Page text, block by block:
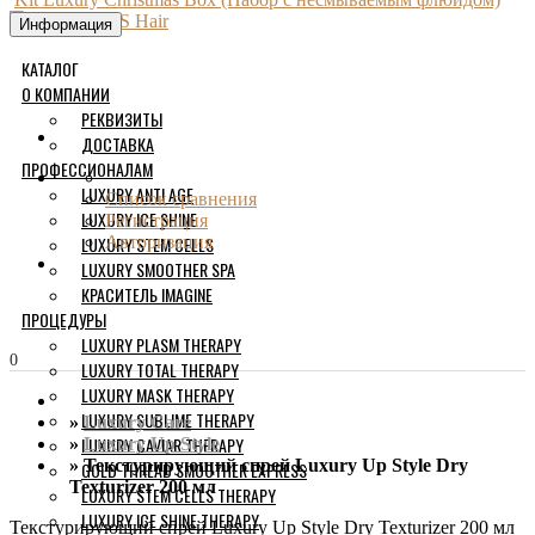
Информация
КАТАЛОГ
О КОМПАНИИ
РЕКВИЗИТЫ
ДОСТАВКА
ПРОФЕССИОНАЛАМ
LUXURY ANTI AGE
LUXURY ICE SHINE
LUXURY STEM CELLS
LUXURY SMOOTHER SPA
КРАСИТЕЛЬ IMAGINE
ПРОЦЕДУРЫ
LUXURY PLASM THERAPY
LUXURY TOTAL THERAPY
LUXURY MASK THERAPY
LUXURY SUBLIME THERAPY
LUXURY CAVIAR THERAPY
GOLD THREAD SMOOTHER EXPRESS
LUXURY STEM CELLS THERAPY
LUXURY ICE SHINE THERAPY
Список сравнения
Регистрация
Авторизация
0
Luxury Care
Luxury Up Style
Текстурирующий спрей Luxury Up Style Dry
Texturizer 200 мл
Текстурирующий спрей Luxury Up Style Dry Texturizer 200 мл